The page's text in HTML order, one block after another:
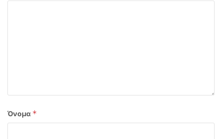
Όνομα *